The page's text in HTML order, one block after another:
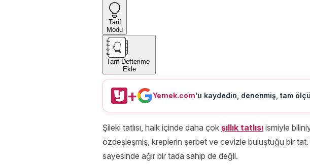
Tarif
Modu
Tarif Defterime
Ekle
+ Yemek.com'u kaydedin, denenmiş, tam
Şileki tatlısı, halk içinde daha çok şıllık tatlısı ismiyle
özdeşleşmiş, kreplerin şerbet ve cevizle buluştuğu bir tat.
sayesinde ağır bir tada sahip de değil.